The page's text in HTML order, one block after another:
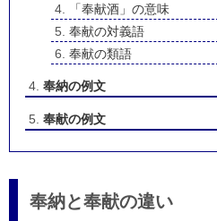
「奉献酒」の意味
奉献の対義語
奉献の類語
奉納の例文
奉献の例文
奉納と奉献の違い